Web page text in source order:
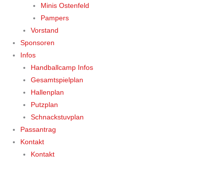
Minis Ostenfeld
Pampers
Vorstand
Sponsoren
Infos
Handballcamp Infos
Gesamtspielplan
Hallenplan
Putzplan
Schnackstuvplan
Passantrag
Kontakt
Kontakt